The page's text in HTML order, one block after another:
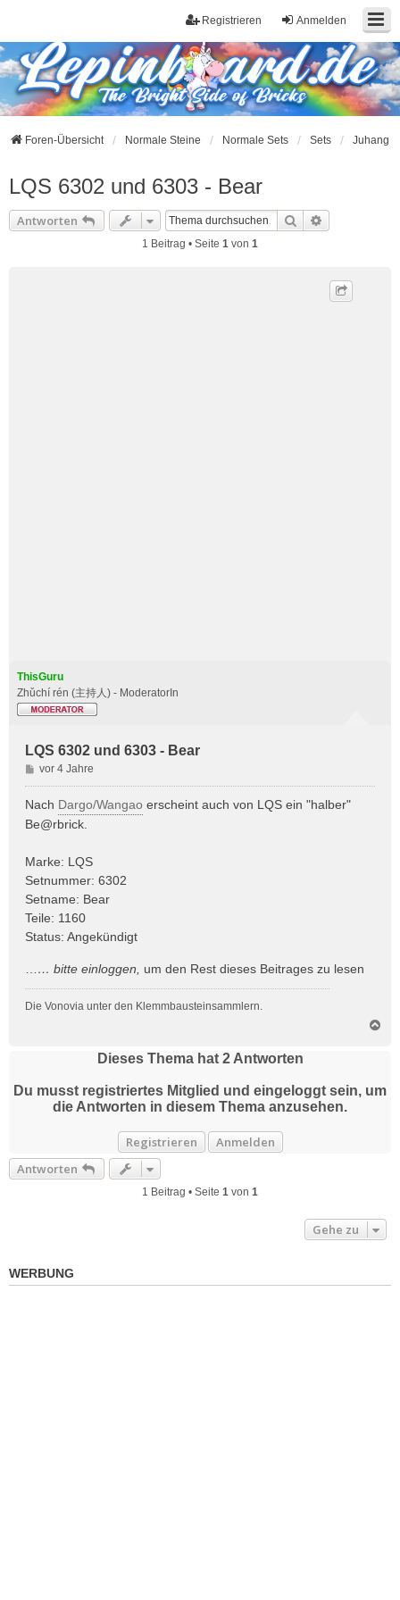
Anmelden
Registrieren
Foren-Übersicht Normale Steine Normale Sets Sets Juhang
LQS 6302 und 6303 - Bear
Antworten Suche
1 Beitrag • Seite 1 von 1
ThisGuru
Zhǔchí rén (主持人) - ModeratorIn
LQS 6302 und 6303 - Bear
B
e
i
r
g
vor 4 Jahre
Nach Dargo/Wangao erscheint auch von LQS ein "halber"
Be@rbrick.
Marke: LQS
Setnummer: 6302
Setname: Bear
Teile: 1160
Status: Angekündigt
… bitte einloggen um den Rest dieses Beitrages zu lesen
Die Vonovia unter den Klemmbausteinsammlern.
b
Dieses Thema hat 2Antworten
Du musst registriertes Mitglied und eingeloggt sein, um
die Antworten in diesem Thema anzusehen.
Registrieren
Anmelden
Antworten
1 Beitrag • Seite 1 von 1
Gehe zu
WERBUNG